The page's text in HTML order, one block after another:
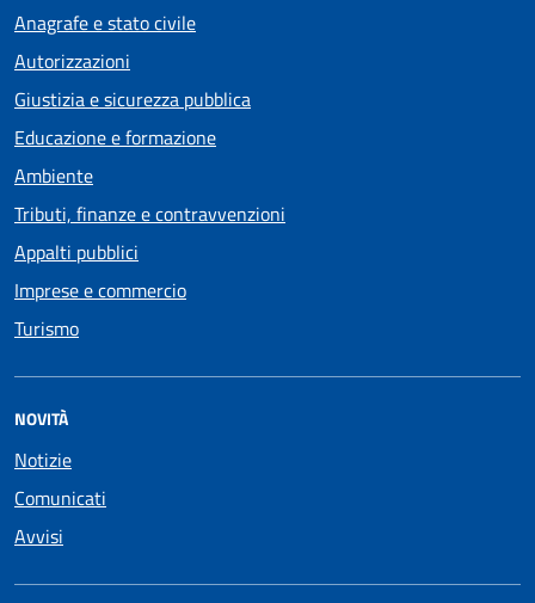
Anagrafe e stato civile
Autorizzazioni
Giustizia e sicurezza pubblica
Educazione e formazione
Ambiente
Tributi, finanze e contravvenzioni
Appalti pubblici
Imprese e commercio
Turismo
NOVITÀ
Notizie
Comunicati
Avvisi